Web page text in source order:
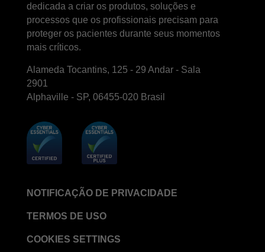
dedicada a criar os produtos, soluções e
processos que os profissionais precisam para
proteger os pacientes durante seus momentos
mais críticos.
Alameda Tocantins, 125 - 29 Andar - Sala
2901
Alphaville - SP, 06455-020 Brasil
NOTIFICAÇÃO DE PRIVACIDADE
TERMOS DE USO
COOKIES SETTINGS